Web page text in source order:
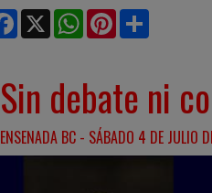
Facebook
X WhatsApp
Pinterest
Sin debate ni
ENSENADA BC - SÁBADO 4 DE JULIO